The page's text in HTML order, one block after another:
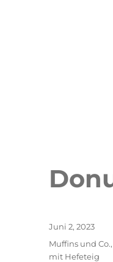
Veröffentlicht
Juni 2, 2023
Kategorien
Muffins und Co.,
mit Hefeteig